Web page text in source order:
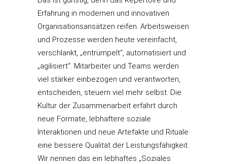
Erfahrung in modernen und innovativen
Organisationsansätzen reifen. Arbeitsweisen
und Prozesse werden heute vereinfacht,
verschlankt, „entrümpelt“, automatisiert und
„agilisiert“. Mitarbeiter und Teams werden
viel stärker einbezogen und verantworten,
entscheiden, steuern viel mehr selbst. Die
Kultur der Zusammenarbeit erfährt durch
neue Formate, lebhaftere soziale
Interaktionen und neue Artefakte und Rituale
eine bessere Qualität der Leistungsfähigkeit.
Wir nennen das ein lebhaftes „Soziales